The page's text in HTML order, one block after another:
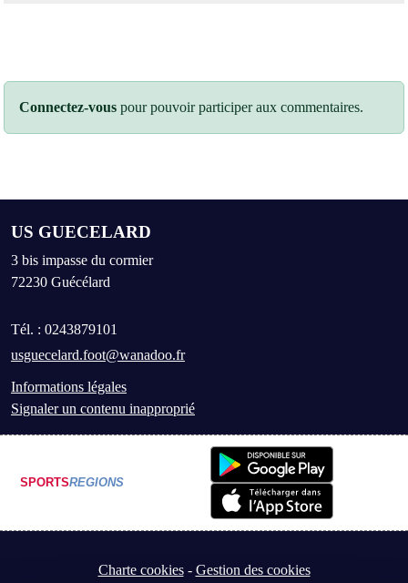
Connectez-vous pour pouvoir participer aux commentaires.
US GUECELARD
3 bis impasse du cormier
72230 Guécélard
Tél. : 0243879101
usguecelard.foot@wanadoo.fr
Informations légales
Signaler un contenu inapproprié
SPORTSREGIONS
Charte cookies Gestion des cookies